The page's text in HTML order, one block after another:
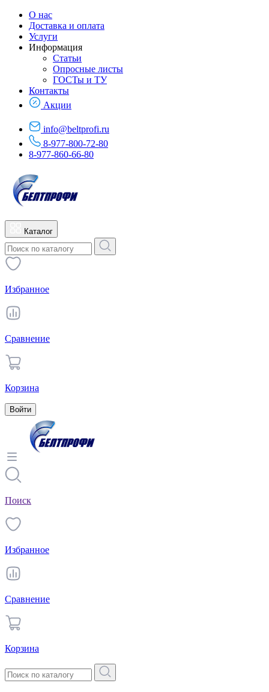
О нас
Доставка и оплата
Услуги
Информация
Статьи
Опросные листы
ГОСТы и ТУ
Контакты
Акции
info@beltprofi.ru
8-977-800-72-80
8-977-860-66-80
Каталог
Избранное
Сравнение
Корзина
Войти
Поиск
Избранное
Сравнение
Корзина